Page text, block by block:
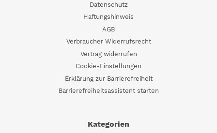
Datenschutz
Haftungshinweis
AGB
Verbraucher Widerrufsrecht
Vertrag widerrufen
Cookie-Einstellungen
Erklärung zur Barrierefreiheit
Barrierefreiheitsassistent starten
Kategorien